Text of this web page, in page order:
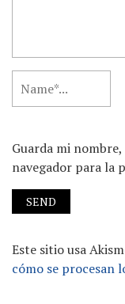
Guarda mi
navegador para la
Este sitio usa
cómo se procesan